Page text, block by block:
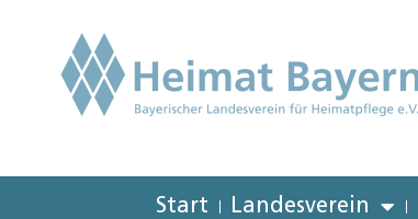
Start Landesverein